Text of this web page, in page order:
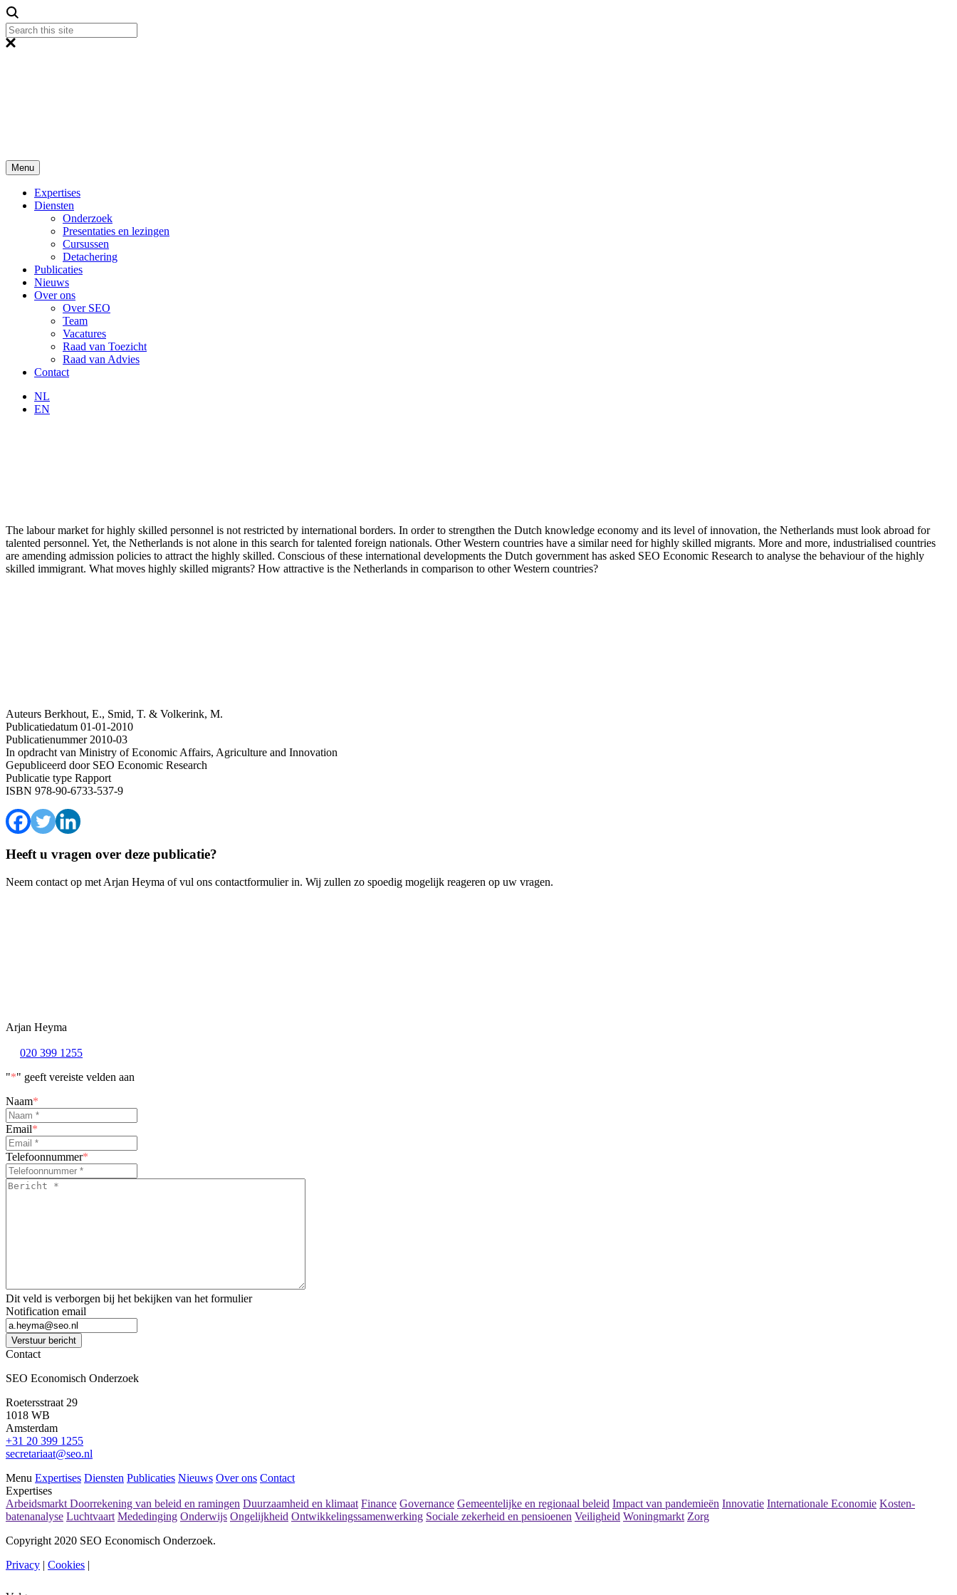
Menu
Expertises
Diensten
Onderzoek
Presentaties en lezingen
Cursussen
Detachering
Publicaties
Nieuws
Over ons
Over SEO
Team
Vacatures
Raad van Toezicht
Raad van Advies
Contact
NL
EN
The labour market for highly skilled personnel is not restricted by international borders. In order to strengthen the Dutch knowledge economy and its level of innovation, the Netherlands must look abroad for
talented personnel. Yet, the Netherlands is not alone in this search for talented foreign nationals. Other Western countries have a similar need for highly skilled migrants. More and more, industrialised countries
are amending admission policies to attract the highly skilled. Conscious of these international developments the Dutch government has asked SEO Economic Research to analyse the behaviour of the highly
skilled immigrant. What moves highly skilled migrants? How attractive is the Netherlands in comparison to other Western countries?
Auteurs Berkhout, E., Smid, T. & Volkerink, M.
Publicatiedatum 01-01-2010
Publicatienummer2010-03
In opdracht van Ministry of Economic Affairs, Agriculture and Innovation
Gepubliceerd doorSEO Economic Research
Publicatie type Rapport
ISBN 978-90-6733-537-9
Heeft u vragen over deze publicatie?
Neem contact op met Arjan Heyma of vul ons contactformulier in. Wij zullen zo spoedig mogelijk reageren op uw vragen.
Arjan Heyma
020 399 1255
"*" geeft vereiste velden aan
Naam*
Email*
Telefoonnummer*
Bericht
Dit veld is verborgen bij het bekijken van het formulier
Notification email
Verstuur bericht
Contact
SEO Economisch Onderzoek
Roetersstraat 29
1018 WB
Amsterdam
+31 20 399 1255
secretariaat@seo.nl
Menu Expertises Diensten Publicaties Nieuws Over ons Contact
Expertises
Arbeidsmarkt Doorrekening van beleid en ramingen Duurzaamheid en klimaat Finance Governance Gemeentelijke en regionaal beleid Impact van pandemieën Innovatie Internationale Economie Kosten-
batenanalyse Luchtvaart Mededinging Onderwijs Ongelijkheid Ontwikkelingssamenwerking Sociale zekerheid en pensioenen Veiligheid Woningmarkt Zorg
Copyright 2020 SEO Economisch Onderzoek.
Privacy | Cookies |